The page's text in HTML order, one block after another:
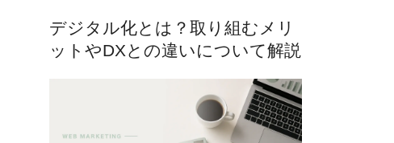
デジタル化とは？取り組むメリ
ットやDXとの違いについて解説